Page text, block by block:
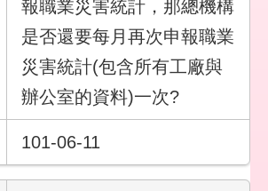
報職業災害統計，那總機構
是否還要每月再次申報職業
災害統計(包含所有工廠與
辦公室的資料)一次?
101-06-11